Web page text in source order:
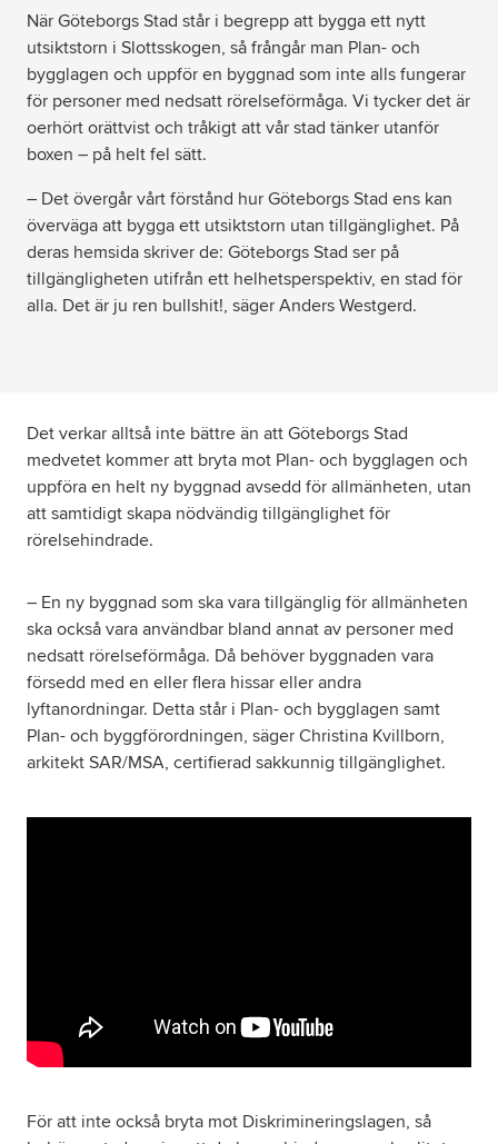
När Göteborgs Stad står i begrepp att bygga ett nytt
utsiktstorn i Slottsskogen, så frångår man Plan- och
bygglagen och uppför en byggnad som inte alls fungerar
för personer med nedsatt rörelseförmåga. Vi tycker det är
oerhört orättvist och tråkigt att vår stad tänker utanför
boxen – på helt fel sätt.
– Det övergår vårt förstånd hur Göteborgs Stad ens kan
överväga att bygga ett utsiktstorn utan tillgänglighet. På
deras hemsida skriver de: Göteborgs Stad ser på
tillgängligheten utifrån ett helhetsperspektiv, en stad för
alla. Det är ju ren bullshit!, säger Anders Westgerd.
Det verkar alltså inte bättre än att Göteborgs Stad
medvetet kommer att bryta mot Plan- och bygglagen och
uppföra en helt ny byggnad avsedd för allmänheten, utan
att samtidigt skapa nödvändig tillgänglighet för
rörelsehindrade.
– En ny byggnad som ska vara tillgänglig för allmänheten
ska också vara användbar bland annat av personer med
nedsatt rörelseförmåga. Då behöver byggnaden vara
försedd med en eller flera hissar eller andra
lyftanordningar. Detta står i Plan- och bygglagen samt
Plan- och byggförordningen, säger Christina Kvillborn,
arkitekt SAR/MSA, certifierad sakkunnig tillgänglighet.
För att inte också bryta mot Diskrimineringslagen, så